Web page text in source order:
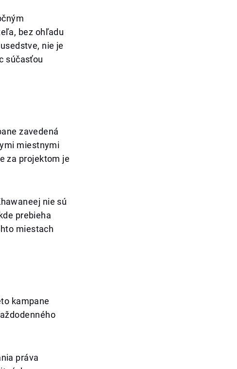
bez ohľadu
nie je
súčasťou
zavedená
miestnymi
za projektom je
nie sú
prebieha
miestach
kampane
práva